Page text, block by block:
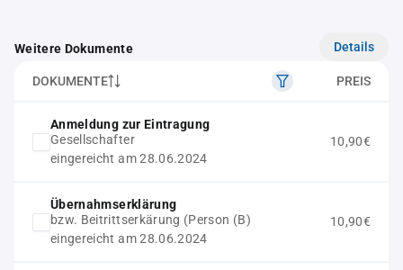
Weitere Dokumente Details
DOKUMENTE PREIS
Anmeldung zur Eintragung
Gesellschafter
eingereicht am 28.06.2024
10,90€
Übernahmserklärung
bzw. Beitrittserkärung (Person (B)
eingereicht am 28.06.2024
10,90€